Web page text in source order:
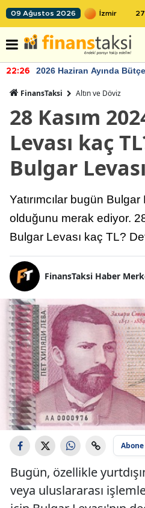
09 Ağustos 2026 27
22:26 2026 Haziran Ayında Bütçe
FinansTaksi Altın ve Döviz
28 Kasım
Levası kaç
Bulgar
Yatırımcılar bugün
olduğunu merak ediyor.
Bulgar Levası kaç TL?
FinansTaksi Haber
Bugün, özellikle
veya uluslararası